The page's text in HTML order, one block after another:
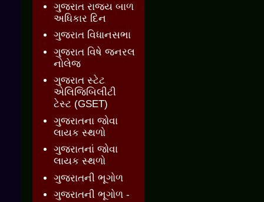
ગુજરાત રાજ્ય બાળ
અધિકાર દિન
ગુજરાત વિધાનસભા
ગુજરાત વિષે જનરલ
નોલેજ
ગુજરાત સ્ટેટ
એલિજિબિલીટી
ટેસ્ટ (GSET)
ગુજરાતના જોવા
લાયક સ્થળો
ગુજરાતનાં જોવા
લાયક સ્થળો
ગુજરાતની ભૂગોળ
ગુજરાતની ભૂગોળ -